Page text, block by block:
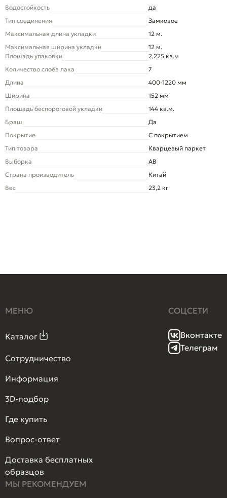
Водостойкость
да
Тип соединения
Замковое
Максимальная длина укладки
12 м.
Максимальная ширина укладки
12 м.
Площадь упаковки
2,225 кв.м
Количество слоёв лака
7
Длина
400-1220 мм
Ширина
152 мм
Площадь беспороговой укладки
144 кв.м.
Браш
Да
Покрытие
С покрытием
Тип товара
Кварцевый паркет
Выборка
AB
Страна производитель
Китай
Вес
23,2 кг
МЕНЮ
Каталог
Сотрудничество
Информация
3D-подбор
Где купить
Вопрос-ответ
Доставка бесплатных
образцов
СОЦСЕТИ
Вконтакте
Телеграм
МЫ РЕКОМЕНДУЕМ